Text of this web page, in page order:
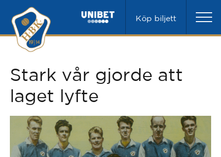
Köp biljett
Stark vår gjorde att
laget lyfte